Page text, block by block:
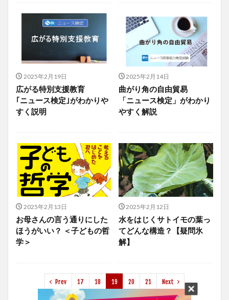
2025年2月19日
広がる特別支援教育
｢ニュース検定｣がわかりや
すく説明
2025年2月14日
曲がり角の自由貿易
「ニュース検定」がわかり
やすく解説
2025年2月13日
お母さんの言う通りにした
ほうがいい？ ＜子どもの哲
学＞
2025年2月12日
水をはじくサトイモの葉っ
てどんな構造？【疑問氷
解】
Prev 17 18 19 20 21 Next